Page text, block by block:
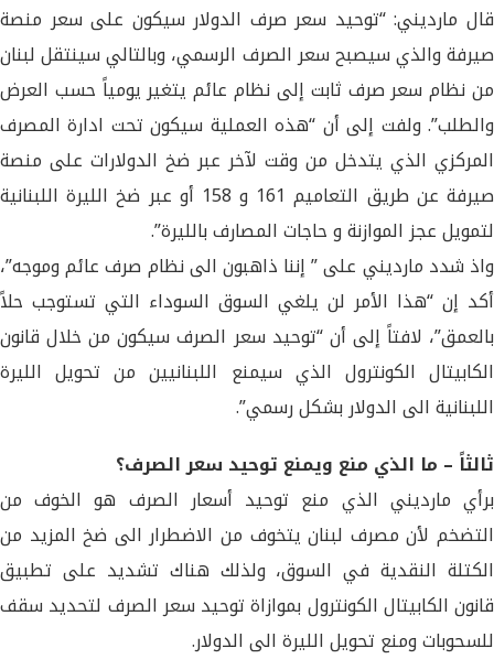
قال مارديني: “توحيد سعر صرف الدولار سيكون على سعر منصة
صيرفة والذي سيصبح سعر الصرف الرسمي، وبالتالي سينتقل لبنان
من نظام سعر صرف ثابت إلى نظام عائم يتغير يومياً حسب العرض
والطلب”. ولفت إلى أن “هذه العملية سيكون تحت ادارة المصرف
المركزي الذي يتدخل من وقت لآخر عبر ضخ الدولارات على منصة
صيرفة عن طريق التعاميم 161 و 158 أو عبر ضخ الليرة اللبنانية
لتمويل عجز الموازنة و حاجات المصارف بالليرة”.
واذ شدد مارديني على ” إننا ذاهبون الى نظام صرف عائم وموجه”،
أكد إن “هذا الأمر لن يلغي السوق السوداء التي تستوجب حلاً
بالعمق”، لافتاً إلى أن “توحيد سعر الصرف سيكون من خلال قانون
الكابيتال الكونترول الذي سيمنع اللبنانيين من تحويل الليرة
اللبنانية الى الدولار بشكل رسمي”.
ثالثاً – ما الذي منع ويمنع توحيد سعر الصرف؟
برأي مارديني الذي منع توحيد أسعار الصرف هو الخوف من
التضخم لأن مصرف لبنان يتخوف من الاضطرار الى ضخ المزيد من
الكتلة النقدية في السوق، ولذلك هناك تشديد على تطبيق
قانون الكابيتال الكونترول بموازاة توحيد سعر الصرف لتحديد سقف
للسحوبات ومنع تحويل الليرة الى الدولار.